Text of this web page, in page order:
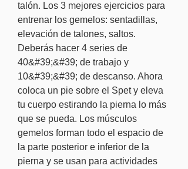
talón. Los 3 mejores ejercicios para
entrenar los gemelos: sentadillas,
elevación de talones, saltos.
Deberás hacer 4 series de
40&#39;&#39; de trabajo y
10&#39;&#39; de descanso. Ahora
coloca un pie sobre el Spet y eleva
tu cuerpo estirando la pierna lo más
que se pueda. Los músculos
gemelos forman todo el espacio de
la parte posterior e inferior de la
pierna y se usan para actividades